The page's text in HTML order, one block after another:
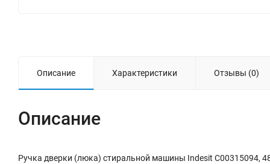
Описание Характеристики Отзывы (0)
Описание
Ручка дверки (люка) стиральной машины Indesit C00315094,